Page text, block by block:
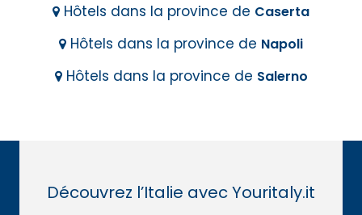
Hôtels dans la province de Caserta
Hôtels dans la province de Napoli
Hôtels dans la province de Salerno
Découvrez l’Italie avec Youritaly.it